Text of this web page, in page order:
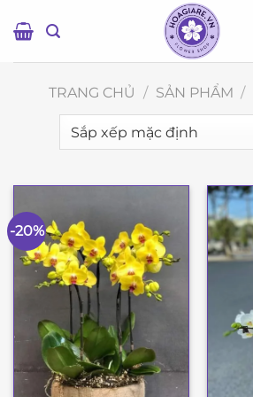
qua
TRANG CHỦ / SẢN PHẨM /
-20%